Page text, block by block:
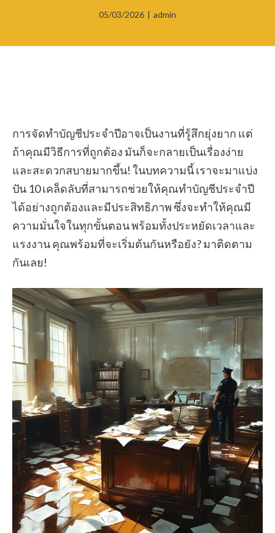
05/03/2026 | admin
การจัดทำบัญชีประจำปีอาจเป็นงานที่รู้สึกยุ่งยาก แต่
ถ้าคุณมีวิธีการที่ถูกต้อง มันก็จะกลายเป็นเรื่องง่าย
และสะดวกสบายมากขึ้น! ในบทความนี้ เราจะมาแบ่ง
ปัน 10 เคล็ดลับที่สามารถช่วยให้คุณทำบัญชีประจำปี
ได้อย่างถูกต้องและมีประสิทธิภาพ ซึ่งจะทำให้คุณมี
ความมั่นใจในทุกขั้นตอน พร้อมทั้งประหยัดเวลาและ
แรงงาน คุณพร้อมที่จะเริ่มต้นกันหรือยัง? มาติดตาม
กันเลย!